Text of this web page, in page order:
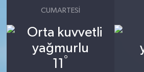
CUMARTESI
11 °